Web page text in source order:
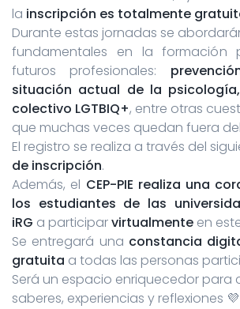
la inscripción es totalmente
Durante estas jornadas se
fundamentales en la formación
futuros profesionales:
situación actual de la
colectivo LGTBIQ+, entre otras
que muchas veces quedan fuera
El registro se realiza a través del
de inscripción.
Además, el CEP-PIE realiza una
los estudiantes de las
iRG a participarvirtualmente en
Se entregará una constancia
gratuita a todas las personas
Será un espacio enriquecedor para
saberes, experiencias y reflexiones 💜